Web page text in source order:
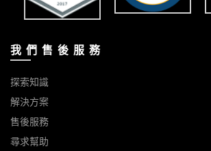
我 們 售 後 服 務
探索知識
解決方案
售後服務
尋求幫助